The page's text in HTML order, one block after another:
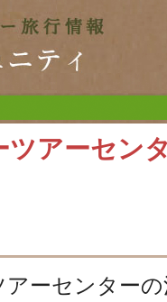
ツアーセン
ーセンター